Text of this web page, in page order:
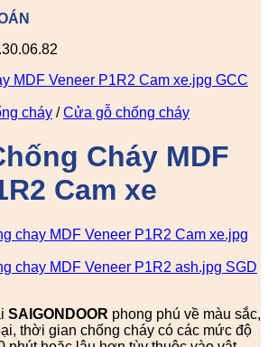
cháy / Cửa gỗ chống cháy
Cháy MDF
Cam xe
SAIGONDOOR phong phú về màu sắc,
thời gian chống cháy có các mức độ